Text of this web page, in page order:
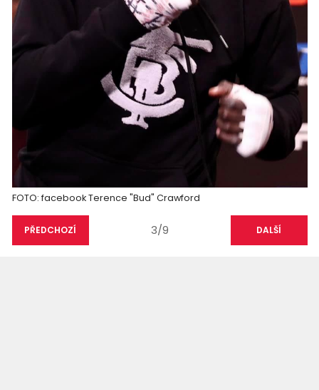
FOTO: facebook Terence "Bud" Crawford
PŘEDCHOZÍ 3/9 DALŠÍ